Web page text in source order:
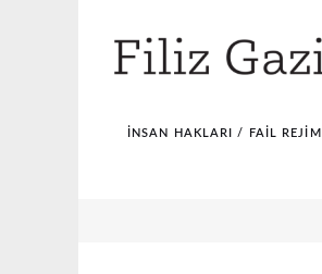
İNSAN HAKLARI / FAIL REJIMI